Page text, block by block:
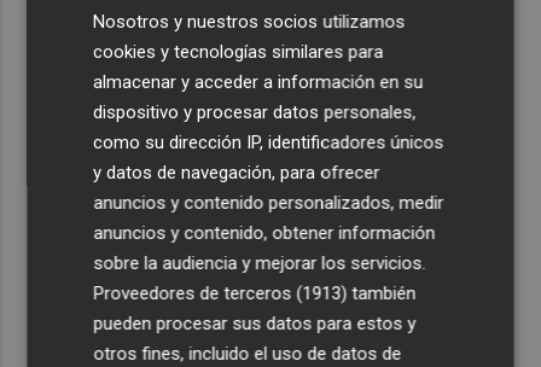
Últimas Noticias
Un gol de Bardeli decide el duelo entre el Levante y su
filial (1-0)
Vuelven las lluvias este domingo: activan la alerta por
tormentas y posible granizo en la Vega del Segura,
Noroeste, Altiplano y Guadalentín
Asaja Alicante calcula que en la provincia se arrancarán
50.000 plantas enfermas por clorosis nervial amarilla
Más de 90 pymes murcianas invertirán 14 millones de
Nosotros y nuestros socios utilizamos
cookies y tecnologías similares para
almacenar y acceder a información en su
dispositivo y procesar datos personales,
como su dirección IP, identificadores únicos
y datos de navegación, para ofrecer
anuncios y contenido personalizados, medir
anuncios y contenido, obtener información
sobre la audiencia y mejorar los servicios.
Proveedores de terceros (1913) también
pueden procesar sus datos para estos y
otros fines, incluido el uso de datos de